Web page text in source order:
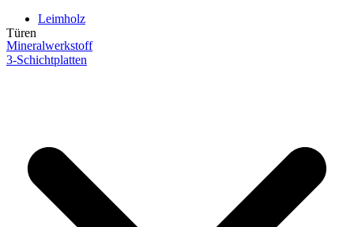
Leimholz
Mineralwerkstoff
3-Schichtplatten
Türen